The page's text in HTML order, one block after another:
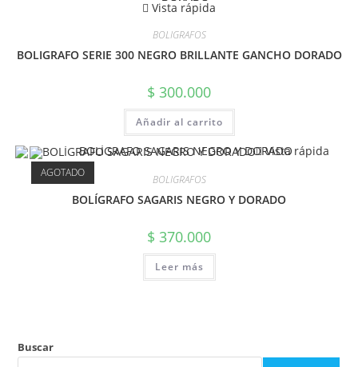
Vista rápida
BOLIGRAFOS
BOLIGRAFO SERIE 300 NEGRO BRILLANTE GANCHO DORADO
$ 300.000
Añadir al carrito
AGOTADO
Vista rápida
BOLIGRAFOS
BOLÍGRAFO SAGARIS NEGRO Y DORADO
$ 370.000
Leer más
Buscar